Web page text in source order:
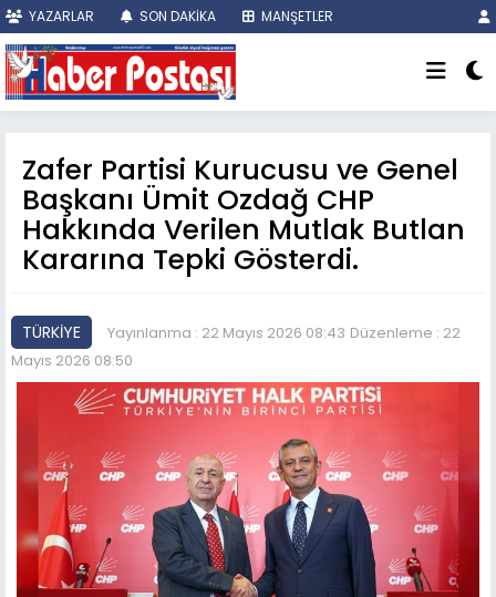
YAZARLAR SON DAKİKA MANŞETLER
Zafer Partisi Kurucusu ve Genel
Başkanı Ümit Ozdağ CHP
Hakkında Verilen Mutlak Butlan
Kararına Tepki Gösterdi.
TÜRKİYE Yayınlanma : 22 Mayıs 2026 08:43 Düzenleme : 22
Mayıs 2026 08:50